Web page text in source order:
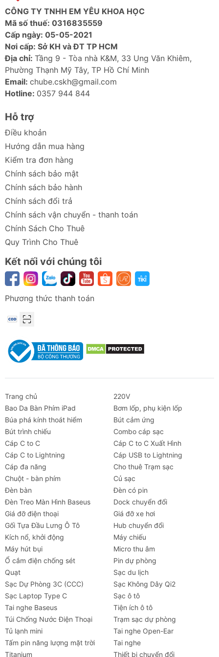
4-in-1 1200A)
Thông số kỹ thuật chi tiết
Đặc điểm Thông số
Tên sản phẩm
Bơm Lốp Kiêm Kích Bình
Baseus PrimeTrip Super
Energy Series 4-in-1 1200A
CÔNG TY TNHH EM YÊU KHOA HỌC
Mã số thuế: 0316835559
Cấp ngày: 05-05-2021
Nơi cấp: Sở KH và ĐT TP HCM
Địa chỉ: Tầng 9 - Tòa nhà K&M, 33 Ung Văn Khiêm,
Phường Thạnh Mỹ Tây, TP Hồ Chí Minh
Email: chube.cskh@gmail.com
Hotline: 0357 944 844
Hỗ trợ
Điều khoản
Hướng dẫn mua hàng
Kiểm tra đơn hàng
Chính sách bảo mật
Chính sách bảo hành
Chính sách đổi trả
Chính sách vận chuyển - thanh toán
Chính Sách Cho Thuê
Quy Trình Cho Thuê
Kết nối với chúng tôi
Phương thức thanh toán
Trang chủ
220V
Bao Da Bàn Phím iPad
Bơm lốp, phụ kiện lốp
Búa phá kính thoát hiểm
Bút cảm ứng
Bút trình chiếu
Combo cáp sạc
Cáp C to C
Cáp C to C Xuất Hình
Cáp C to Lightning
Cáp USB to Lightning
Cáp đa năng
Cho thuê Trạm sạc
Chuột - bàn phím
Củ sạc
Đèn bàn
Đèn có pin
Đèn Treo Màn Hình Baseus
Dock chuyển đổi
Giá đỡ điện thoại
Giá đỡ xe hơi
Gối Tựa Đầu Lưng Ô Tô
Hub chuyển đổi
Kích nổ, khởi động
Máy chiếu
Máy hút bụi
Micro thu âm
Ổ cắm điện chống sét
Pin dự phòng
Quạt
Sạc du lịch
Sạc Dự Phòng 3C (CCC)
Sạc Không Dây Qi2
Sạc Laptop Type C
Sạc ô tô
Tai nghe Baseus
Tiện ích ô tô
Túi Chống Nước Điện Thoại
Trạm sạc dự phòng
Tủ lạnh mini
Tai nghe Open-Ear
Tấm pin năng lượng mặt trời
Tai nghe
Titanium
Thiết bị chuyển đổi